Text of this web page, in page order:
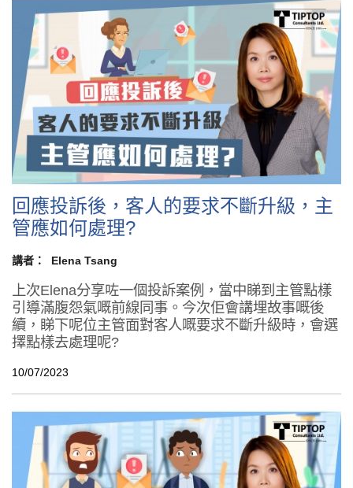
回應投訴後，客人的要求不斷升級，主
管應如何處理?
講者： Elena Tsang
上次Elena分享咗一個投訴案例，當中睇到主管點樣
引導滿腹怨氣嘅前線同事。今次佢會講埋故事嘅後
續，睇下呢位主管面對客人嘅要求不斷升級時，會選
擇點樣去處理呢?
10/07/2023